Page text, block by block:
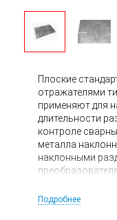
Плоские
отражателями
применяют для
длительности
контроле
металла
наклонными
Подробнее